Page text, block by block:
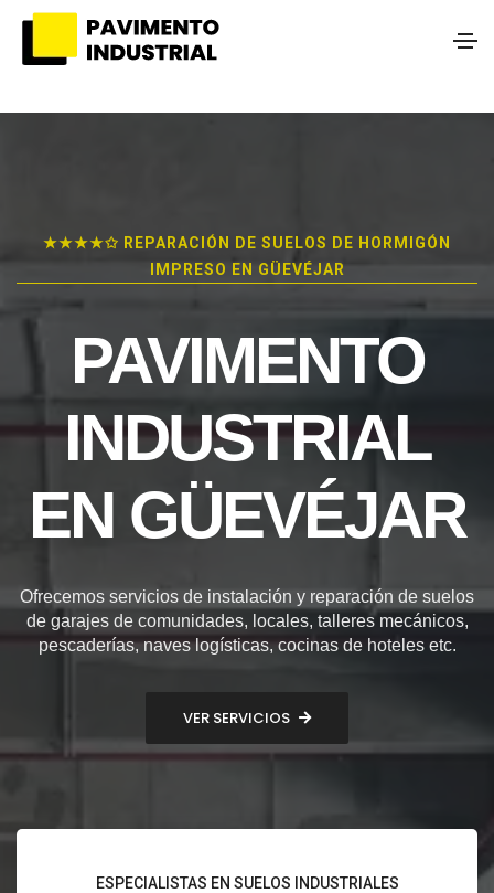
★★★★✩ REPARACIÓN DE SUELOS DE HORMIGÓN
IMPRESO EN GÜEVÉJAR
PAVIMENTO
INDUSTRIAL
EN GÜEVÉJAR
Ofrecemos servicios de instalación y reparación de suelos
de garajes de comunidades, locales, talleres mecánicos,
pescaderías, naves logísticas, cocinas de hoteles etc.
VER SERVICIOS
ESPECIALISTAS EN SUELOS INDUSTRIALES